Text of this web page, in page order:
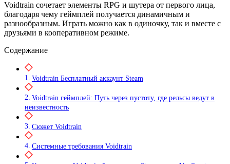
Voidtrain сочетает элементы RPG и шутера от первого лица,
благодаря чему геймплей получается динамичным и
разнообразным. Играть можно как в одиночку, так и вместе с
друзьями в кооперативном режиме.
Содержание
Voidtrain Бесплатный аккаунт Steam
Voidtrain геймплей: Путь через пустоту, где рельсы ведут в
неизвестность
Сюжет Voidtrain
Системные требования Voidtrain